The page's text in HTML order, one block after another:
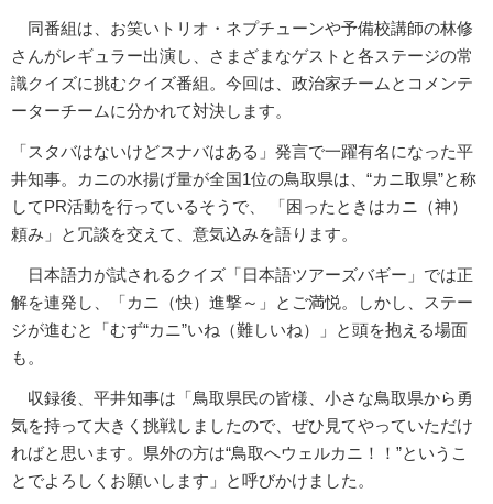
同番組は、お笑いトリオ・ネプチューンや予備校講師の林修
さんがレギュラー出演し、さまざまなゲストと各ステージの常
識クイズに挑むクイズ番組。今回は、政治家チームとコメンテ
ーターチームに分かれて対決します。
「スタバはないけどスナバはある」発言で一躍有名になった平
井知事。カニの水揚げ量が全国1位の鳥取県は、“カニ取県”と称
してPR活動を行っているそうで、 「困ったときはカニ（神）
頼み」と冗談を交えて、意気込みを語ります。
日本語力が試されるクイズ「日本語ツアーズバギー」では正
解を連発し、「カニ（快）進撃～」とご満悦。しかし、ステー
ジが進むと「むず“カニ”いね（難しいね）」と頭を抱える場面
も。
収録後、平井知事は「鳥取県民の皆様、小さな鳥取県から勇
気を持って大きく挑戦しましたので、ぜひ見てやっていただけ
ればと思います。県外の方は“鳥取へウェルカニ！！”というこ
とでよろしくお願いします」と呼びかけました。